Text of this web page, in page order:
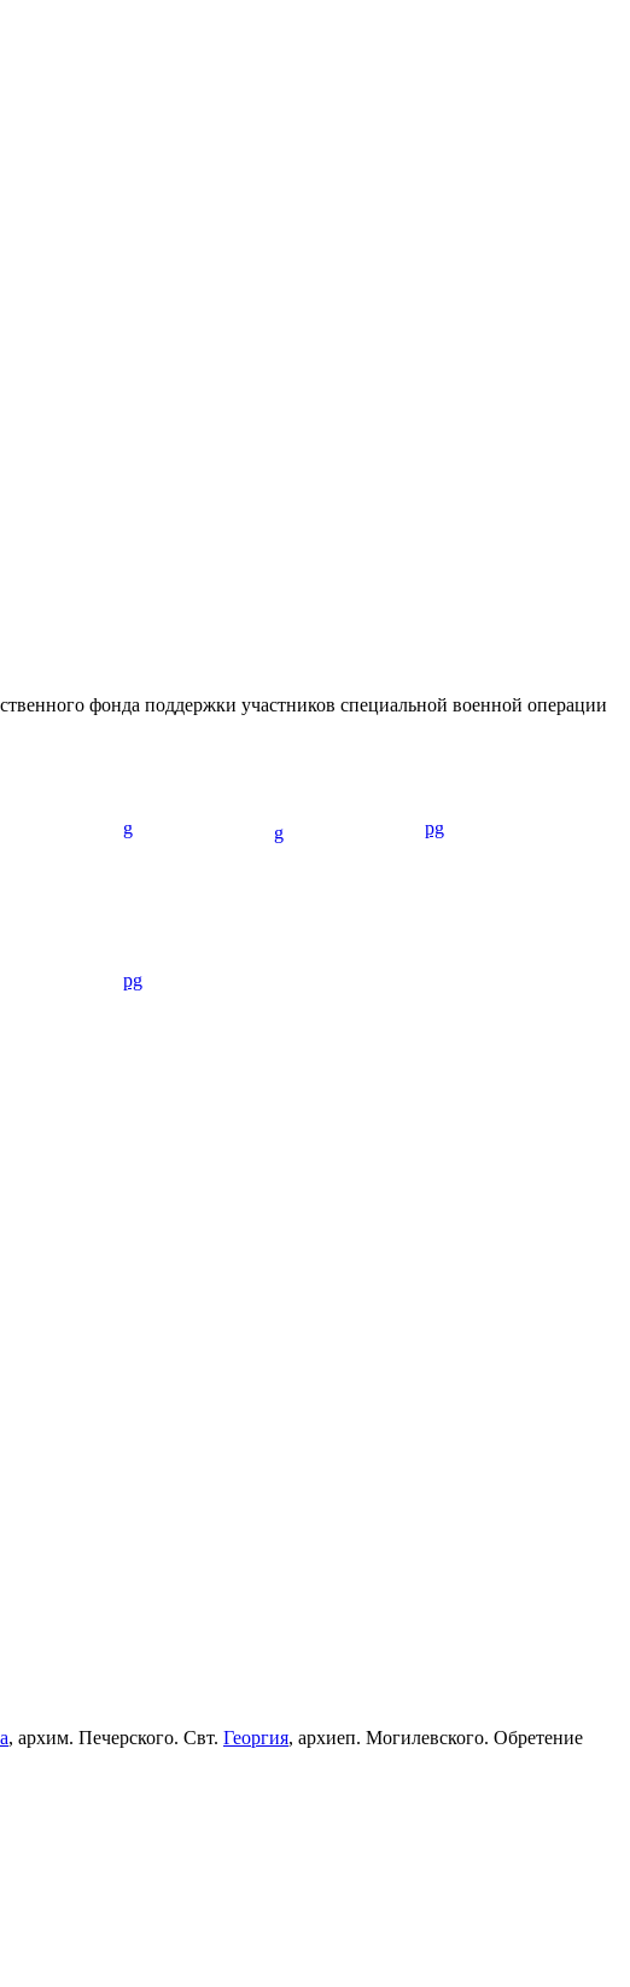
фонда поддержки участников специальной военной операции
, архим. Печерского. Свт. Георгия, архиеп. Могилевского. Обретение